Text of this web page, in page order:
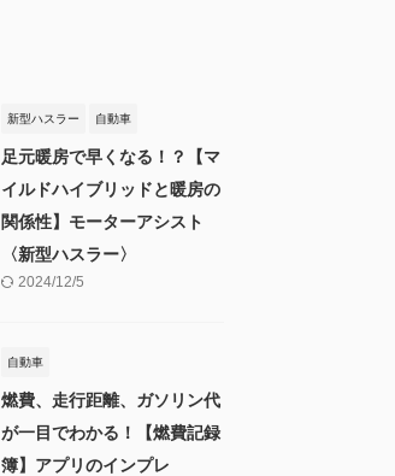
新型ハスラー 自動車
足元暖房で早くなる！？【マ
イルドハイブリッドと暖房の
関係性】モーターアシスト
〈新型ハスラー〉
2024/12/5
自動車
燃費、走行距離、ガソリン代
が一目でわかる！【燃費記録
簿】アプリのインプレ